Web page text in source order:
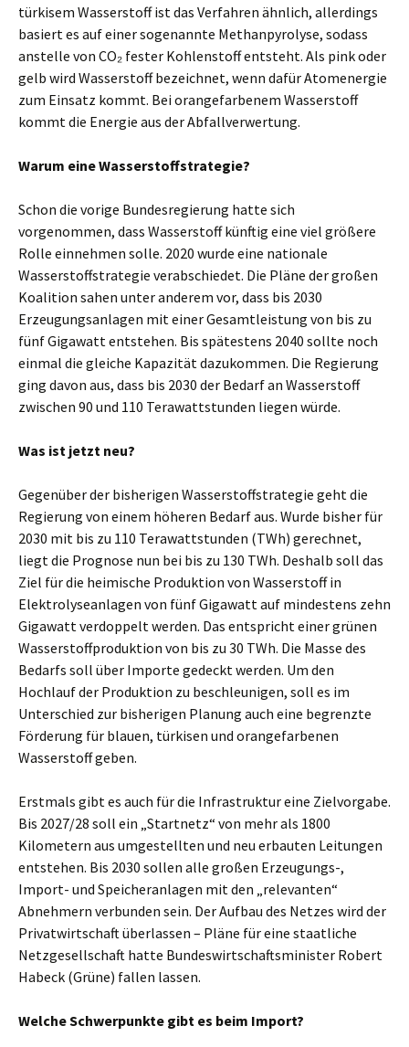
türkisem Wasserstoff ist das Verfahren ähnlich, allerdings
basiert es auf einer sogenannte Methan­pyrolyse, sodass
anstelle von CO₂ fester Kohlenstoff entsteht. Als pink oder
gelb wird Wasserstoff bezeichnet, wenn dafür Atomenergie
zum Einsatz kommt. Bei orangefarbenem Wasserstoff
kommt die Energie aus der Abfall­verwertung.
Warum eine Wasserstoffstrategie?
Schon die vorige Bundesregierung hatte sich
vorgenommen, dass Wasserstoff künftig eine viel größere
Rolle einnehmen solle. 2020 wurde eine nationale
Wasserstoffstrategie verabschiedet. Die Pläne der großen
Koalition sahen unter anderem vor, dass bis 2030
Erzeugungs­anlagen mit einer Gesamt­leistung von bis zu
fünf Gigawatt entstehen. Bis spätestens 2040 sollte noch
einmal die gleiche Kapazität dazukommen. Die Regierung
ging davon aus, dass bis 2030 der Bedarf an Wasserstoff
zwischen 90 und 110 Terawattstunden liegen würde.
Was ist jetzt neu?
Gegenüber der bisherigen Wasserstoff­strategie geht die
Regierung von einem höheren Bedarf aus. Wurde bisher für
2030 mit bis zu 110 Terawattstunden (TWh) gerechnet,
liegt die Prognose nun bei bis zu 130 TWh. Deshalb soll das
Ziel für die heimische Produktion von Wasserstoff in
Elektrolyse­anlagen von fünf Gigawatt auf mindestens zehn
Gigawatt verdoppelt werden. Das entspricht einer grünen
Wasserstoff­produktion von bis zu 30 TWh. Die Masse des
Bedarfs soll über Importe gedeckt werden. Um den
Hochlauf der Produktion zu beschleunigen, soll es im
Unterschied zur bisherigen Planung auch eine begrenzte
Förderung für blauen, türkisen und orangefarbenen
Wasserstoff geben.
Erstmals gibt es auch für die Infrastruktur eine Zielvorgabe.
Bis 2027/28 soll ein „Startnetz“ von mehr als 1800
Kilometern aus umgestellten und neu erbauten Leitungen
entstehen. Bis 2030 sollen alle großen Erzeugungs-,
Import- und Speicher­anlagen mit den „relevanten“
Abnehmern verbunden sein. Der Aufbau des Netzes wird der
Privat­wirtschaft überlassen – Pläne für eine staatliche
Netz­gesellschaft hatte Bundes­wirtschafts­minister Robert
Habeck (Grüne) fallen lassen.
Welche Schwerpunkte gibt es beim Import?